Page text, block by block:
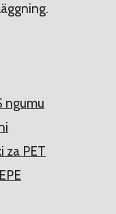
ngumu
za PET